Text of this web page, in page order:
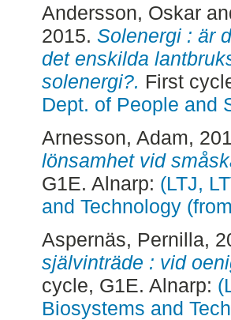
Andersson, Oskar
2015. Solenergi : är
det enskilda
solenergi?. First
Dept. of People and
Arnesson, Adam,
lönsamhet vid
G1E. Alnarp: (LTJ,
and Technology
Aspernäs, Pernilla,
självinträde : vid
cycle, G1E. Alnarp:
Biosystems and